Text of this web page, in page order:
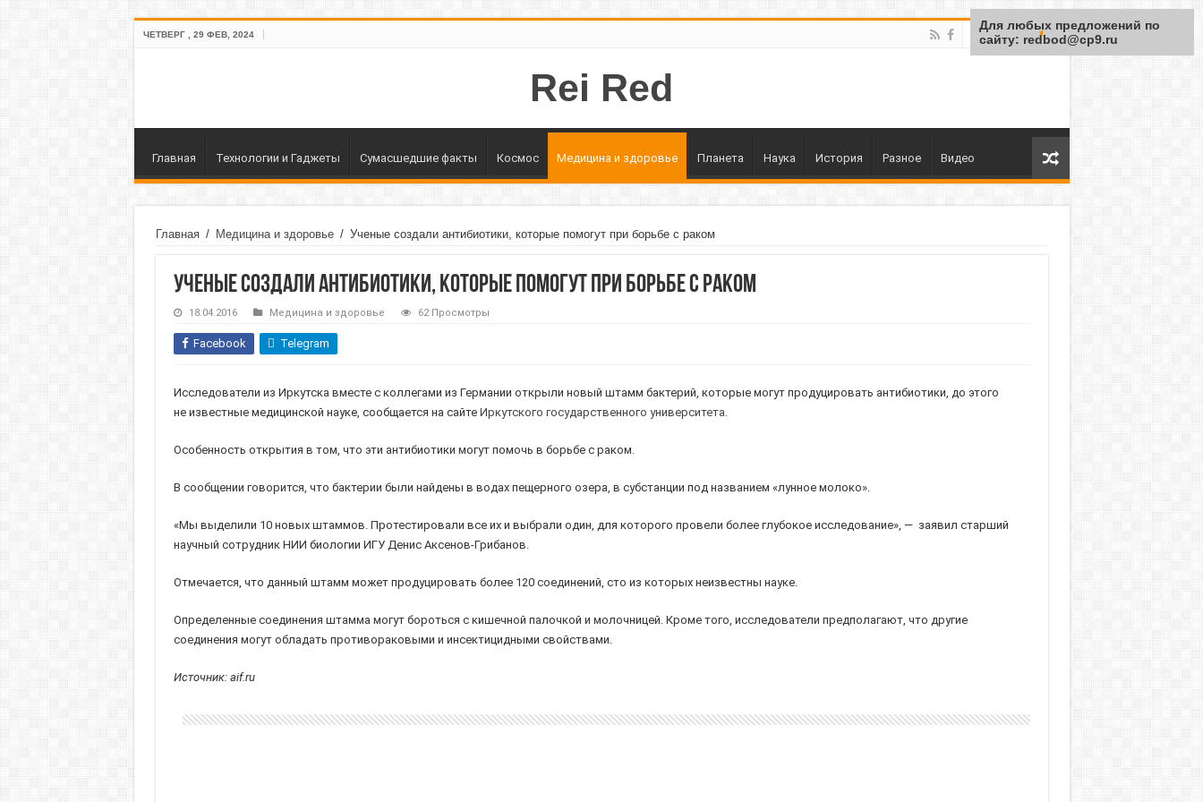
ЧЕТВЕРГ , 29 ФЕВ, 2024
Rei Red
Главная Технологии и Гаджеты Сумасшедшие факты Космос Медицина и здоровье Планета Наука История Разное Видео
Главная / Медицина и здоровье / Ученые создали антибиотики, которые помогут при борьбе с раком
Ученые создали антибиотики, которые помогут при борьбе с раком
18.04.2016 Медицина и здоровье 62 Просмотры
Facebook Telegram
Исследователи из Иркутска вместе с коллегами из Германии открыли новый штамм бактерий, которые могут продуцировать антибиотики, до этого
не известные медицинской науке, сообщается на сайте Иркутского государственного университета.
Особенность открытия в том, что эти антибиотики могут помочь в борьбе с раком.
В сообщении говорится, что бактерии были найдены в водах пещерного озера, в субстанции под названием «лунное молоко».
«Мы выделили 10 новых штаммов. Протестировали все их и выбрали один, для которого провели более глубокое исследование», — заявил старший
научный сотрудник НИИ биологии ИГУ Денис Аксенов-Грибанов.
Отмечается, что данный штамм может продуцировать более 120 соединений, сто из которых неизвестны науке.
Определенные соединения штамма могут бороться с кишечной палочкой и молочницей. Кроме того, исследователи предполагают, что другие
соединения могут обладать противораковыми и инсектицидными свойствами.
Источник: aif.ru
Для любых предложений по
сайту: redbod@cp9.ru